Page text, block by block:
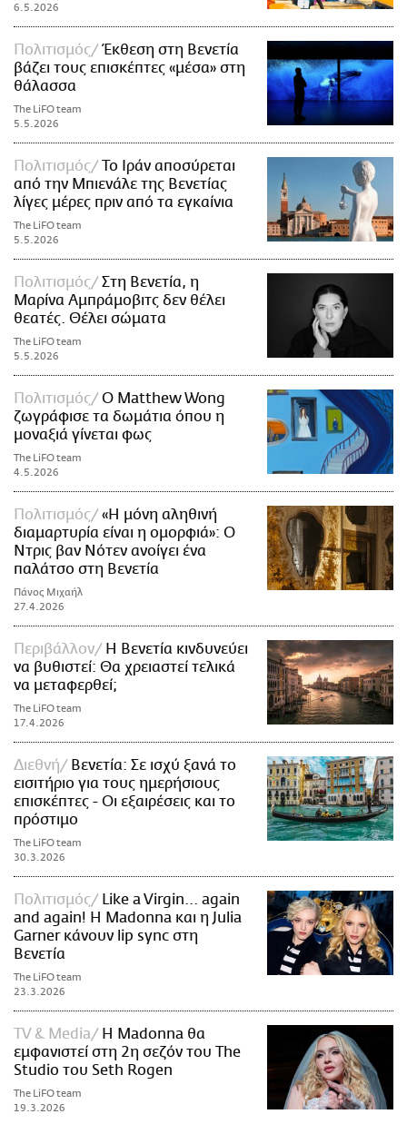
6.5.2026
Πολιτισμός
Έκθεση στη Βενετία
βάζει τους επισκέπτες «μέσα» στη
θάλασσα
The LiFO team
5.5.2026
Πολιτισμός
Το Ιράν αποσύρεται
από την Μπιενάλε της Βενετίας
λίγες μέρες πριν από τα εγκαίνια
The LiFO team
5.5.2026
Πολιτισμός
Στη Βενετία, η
Μαρίνα Αμπράμοβιτς δεν θέλει
θεατές. Θέλει σώματα
The LiFO team
5.5.2026
Πολιτισμός
Ο Matthew Wong
ζωγράφισε τα δωμάτια όπου η
μοναξιά γίνεται φως
The LiFO team
4.5.2026
Πολιτισμός
«Η μόνη αληθινή
διαμαρτυρία είναι η ομορφιά»: Ο
Ντρις βαν Νότεν ανοίγει ένα
παλάτσο στη Βενετία
Πάνος Μιχαήλ
27.4.2026
Περιβάλλον
Η Βενετία κινδυνεύει
να βυθιστεί: Θα χρειαστεί τελικά
να μεταφερθεί;
The LiFO team
17.4.2026
Διεθνή
Βενετία: Σε ισχύ ξανά το
εισιτήριο για τους ημερήσιους
επισκέπτες - Οι εξαιρέσεις και το
πρόστιμο
The LiFO team
30.3.2026
Πολιτισμός
Like a Virgin... again
and again! Η Madonna και η Julia
Garner κάνουν lip sync στη
Βενετία
The LiFO team
23.3.2026
TV & Media
Η Madonna θα
εμφανιστεί στη 2η σεζόν του The
Studio του Seth Rogen
The LiFO team
19.3.2026